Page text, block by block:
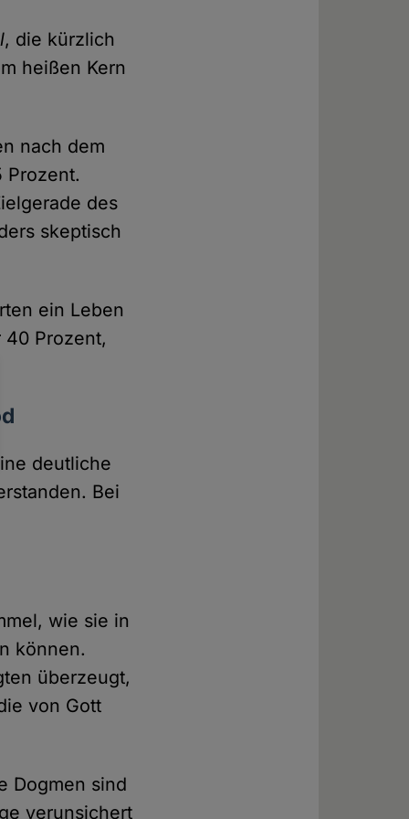
, die kürzlich
heißen Kern
nach dem
Prozent.
des
skeptisch
ein Leben
Prozent,
deutliche
Bei
wie sie in
können.
überzeugt,
von Gott
Dogmen sind
verunsichert